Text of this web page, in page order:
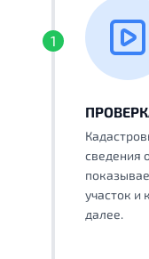
1
сведения
участок и
далее.